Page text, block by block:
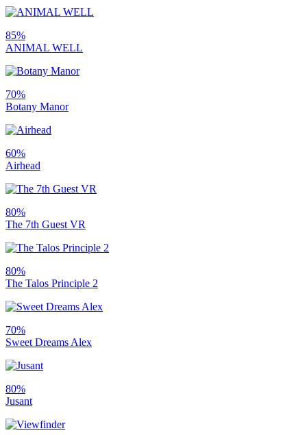
85%
ANIMAL WELL
70%
Botany Manor
60%
Airhead
80%
The 7th Guest VR
80%
The Talos Principle 2
70%
Sweet Dreams Alex
80%
Jusant